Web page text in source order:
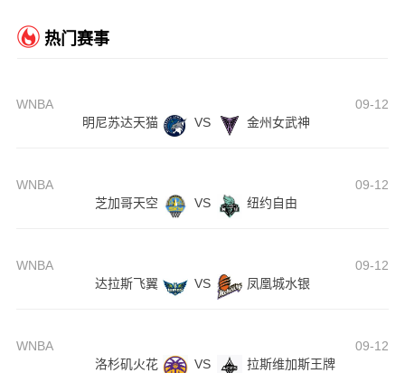
热门赛事
WNBA
09-12
明尼苏达天猫
VS 金州女武神
WNBA
09-12
芝加哥天空
VS 纽约自由
WNBA
09-12
达拉斯飞翼
VS 凤凰城水银
WNBA
09-12
洛杉矶火花
VS 拉斯维加斯王牌